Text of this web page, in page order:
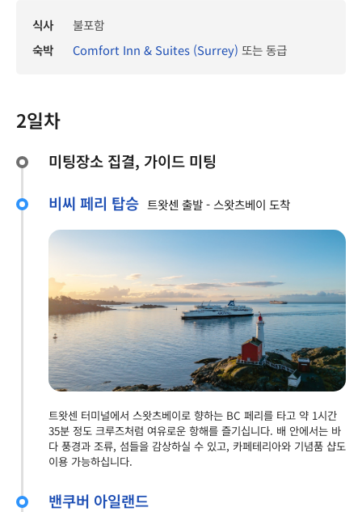
식사
불포함
숙박
Comfort Inn & Suites (Surrey) 또는 동급
2일차
미팅장소 집결, 가이드 미팅
비씨 페리 탑승 트왓센 출발 - 스왓츠베이 도착
트왓센 터미널에서 스왓츠베이로 향하는 BC 페리를 타고 약 1시간
35분 정도 크루즈처럼 여유로운 항해를 즐기십니다. 배 안에서는 바
다 풍경과 조류, 섬들을 감상하실 수 있고, 카페테리아와 기념품 샵도
이용 가능하십니다.
밴쿠버 아일랜드